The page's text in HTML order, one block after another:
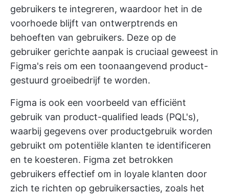
gebruikers te integreren, waardoor het in de
voorhoede blijft van ontwerptrends en
behoeften van gebruikers. Deze op de
gebruiker gerichte aanpak is cruciaal geweest in
Figma's reis om een toonaangevend product-
gestuurd groeibedrijf te worden.
Figma is ook een voorbeeld van efficiënt
gebruik van product-qualified leads (PQL's),
waarbij gegevens over productgebruik worden
gebruikt om potentiële klanten te identificeren
en te koesteren. Figma zet betrokken
gebruikers effectief om in loyale klanten door
zich te richten op gebruikersacties, zoals het